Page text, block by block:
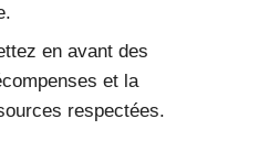
en avant des
et la
respectées.